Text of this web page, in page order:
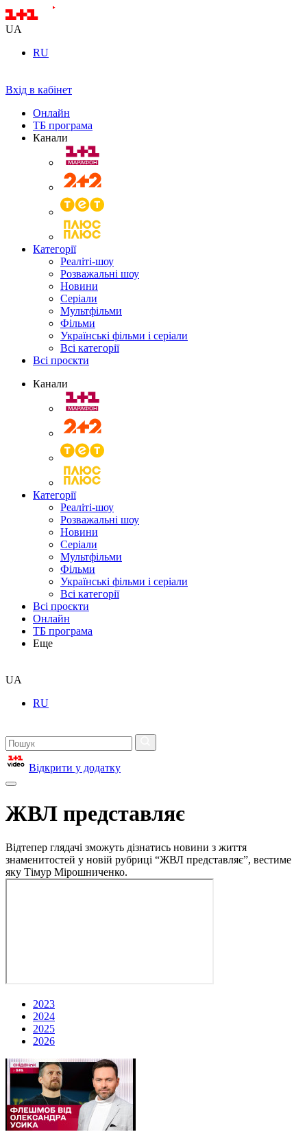
UA
RU
Вхід в кабінет
Онлайн
ТБ програма
Канали
Категорії
Реаліті-шоу
Розважальні шоу
Новини
Серіали
Мультфільми
Фільми
Українські фільми і серіали
Всі категорії
Всі проєкти
Канали
Категорії
Реаліті-шоу
Розважальні шоу
Новини
Серіали
Мультфільми
Фільми
Українські фільми і серіали
Всі категорії
Всі проєкти
Онлайн
ТБ програма
Еще
UA
RU
Відкрити у додатку
ЖВЛ представляє
Відтепер глядачі зможуть дізнатись новини з життя
знаменитостей у новій рубриці “ЖВЛ представляє”, вестиме
яку Тімур Мірошниченко.
2023
2024
2025
2026